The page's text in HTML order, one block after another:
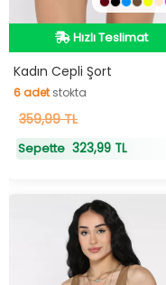
Hızlı Teslimat
Hızlı Teslimat
Kadın Cepli Şort
6adetstokta
6adetstokta
359,99 TL
Sepette 323,99 TL